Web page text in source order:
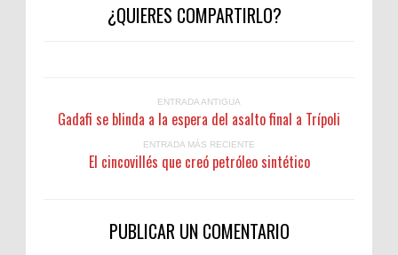
¿QUIERES COMPARTIRLO?
ENTRADA ANTIGUA
Gadafi se blinda a la espera del asalto final a Trípoli
ENTRADA MÁS RECIENTE
El cincovillés que creó petróleo sintético
PUBLICAR UN COMENTARIO